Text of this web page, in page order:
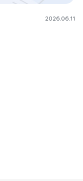
2026.06.11